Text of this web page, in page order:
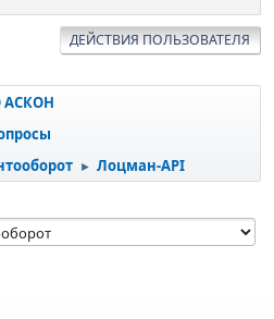
ДЕЙСТВИЯ ПОЛЬЗОВАТЕЛЯ
АСКОН
► Лоцман-API